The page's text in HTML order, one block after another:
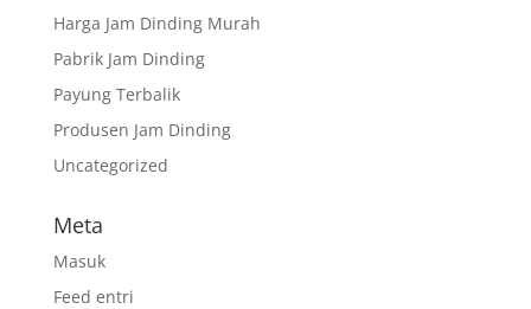
Harga Jam Dinding Murah
Pabrik Jam Dinding
Payung Terbalik
Produsen Jam Dinding
Uncategorized
Meta
Masuk
Feed entri